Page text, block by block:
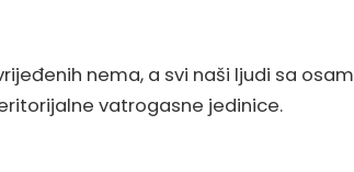
nema, a svi naši ljudi sa osam
vatrogasne jedinice.